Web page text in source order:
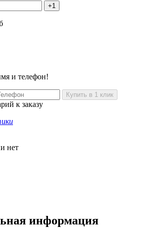
+1
и телефон!
к заказу
нет
информация